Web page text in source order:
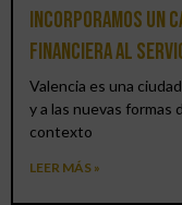
Incorporamos un
financiera al
Valencia es una
y a las nuevas formas
contexto
LEER MÁS »